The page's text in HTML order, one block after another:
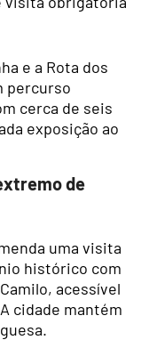
e a Rota dos
percurso
cerca de seis
exposição ao
de
uma visita
histórico com
acessível
cidade mantém